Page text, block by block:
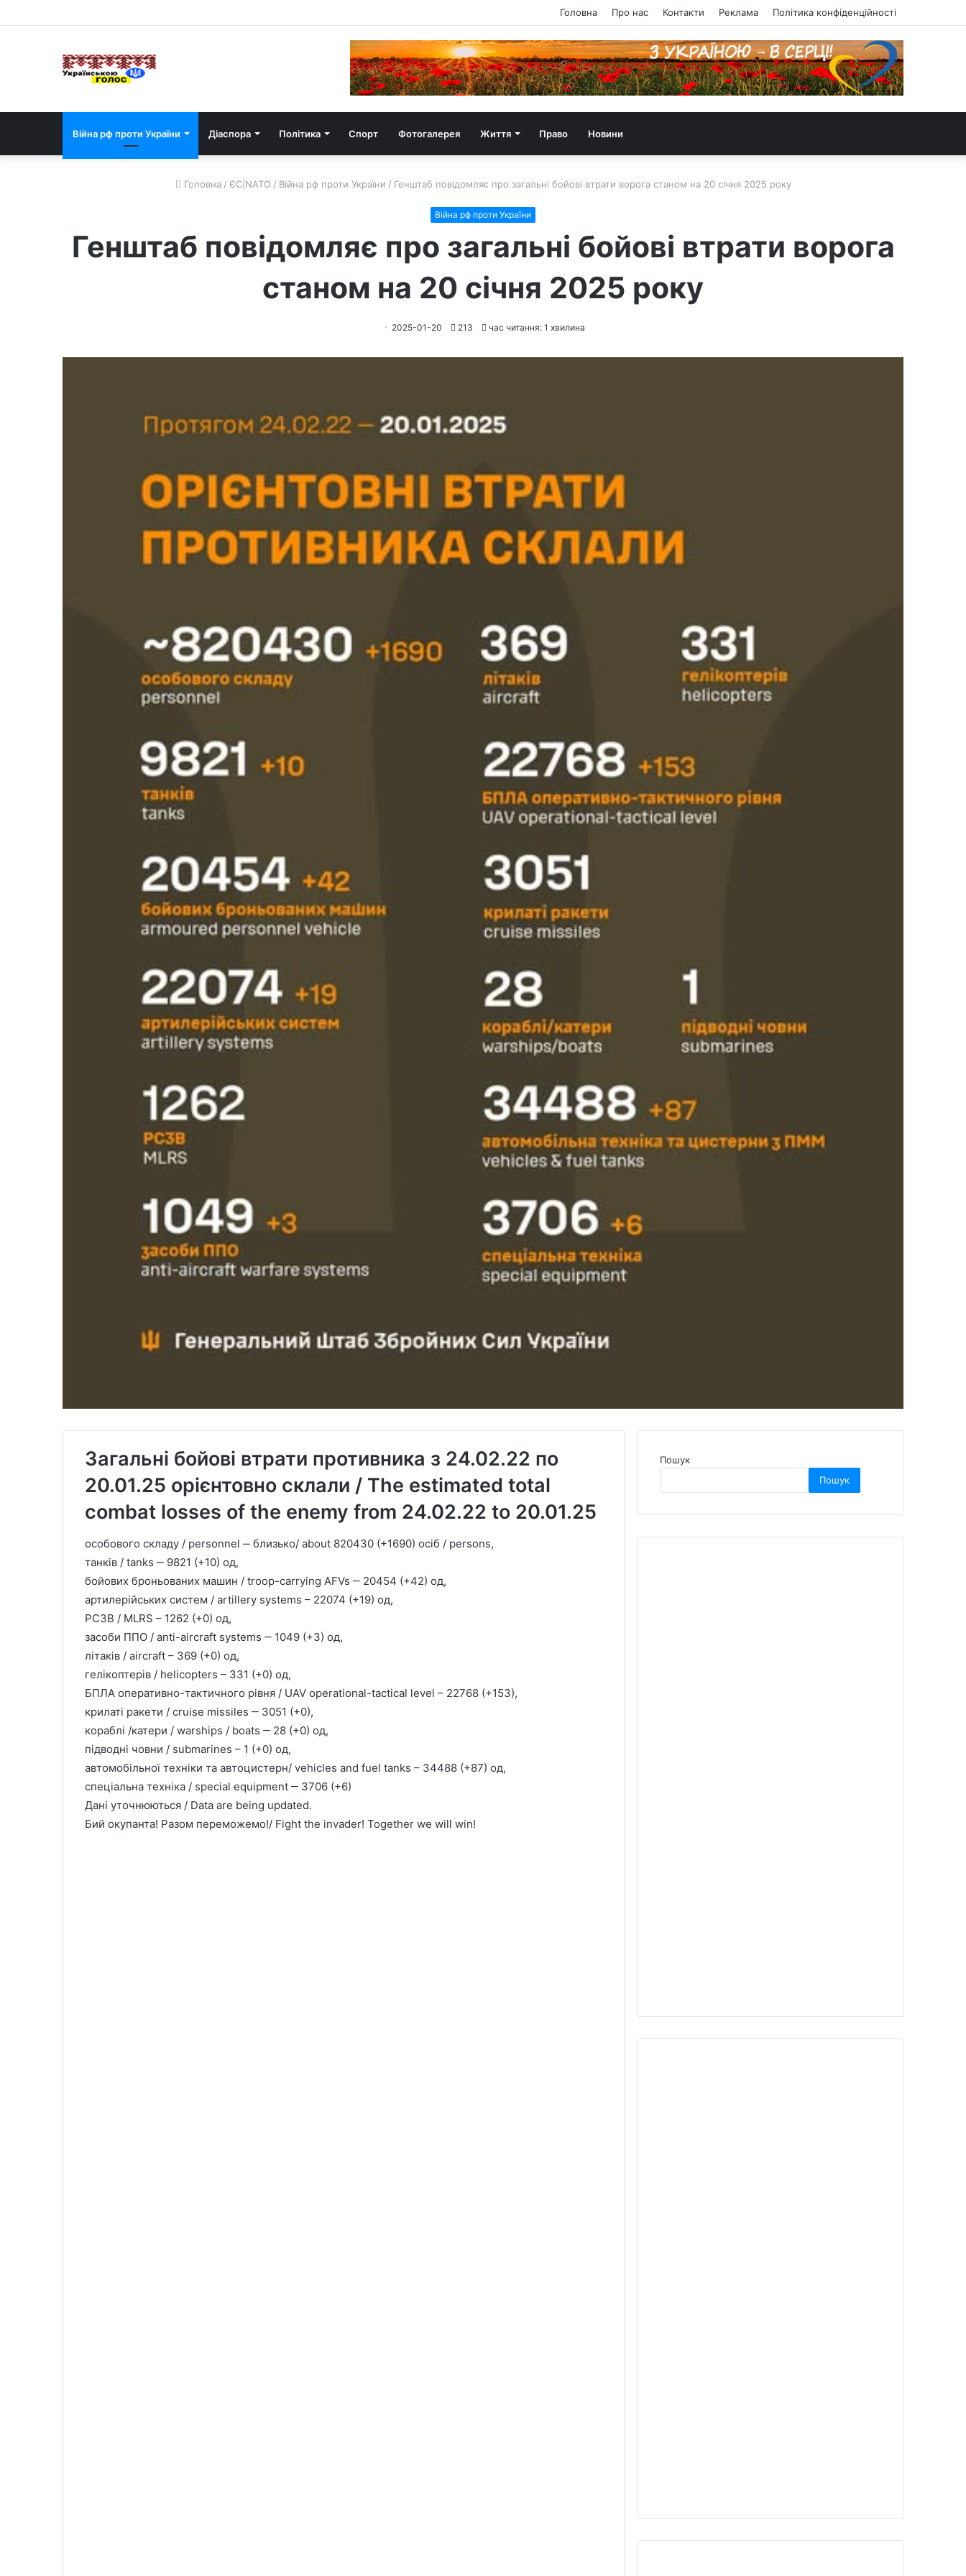
Головна Про нас Контакти Реклама Політика конфіденційності
Війна рф проти України Діаспора Політика Спорт Фотогалерея Життя Право Новини
Головна / ЄС|NATO / Війна рф проти України / Генштаб повідомляє про загальні бойові втрати ворога станом на 20 січня 2025 року
Війна рф проти України
Генштаб повідомляє про загальні бойові втрати ворога
станом на 20 січня 2025 року
2025-01-20 213 час читання: 1 хвилина
Загальні бойові втрати противника з 24.02.22 по
20.01.25 орієнтовно склали / The estimated total
combat losses of the enemy from 24.02.22 to 20.01.25
особового складу / personnel ‒ близько/ about 820430 (+1690) осіб / persons,
танків / tanks ‒ 9821 (+10) од,
бойових броньованих машин / troop-carrying AFVs ‒ 20454 (+42) од,
артилерійських систем / artillery systems – 22074 (+19) од,
РСЗВ / MLRS – 1262 (+0) од,
засоби ППО / anti-aircraft systems ‒ 1049 (+3) од,
літаків / aircraft – 369 (+0) од,
гелікоптерів / helicopters – 331 (+0) од,
БПЛА оперативно-тактичного рівня / UAV operational-tactical level – 22768 (+153),
крилаті ракети / cruise missiles ‒ 3051 (+0),
кораблі /катери / warships / boats ‒ 28 (+0) од,
підводні човни / submarines – 1 (+0) од,
автомобільної техніки та автоцистерн/ vehicles and fuel tanks – 34488 (+87) од,
спеціальна техніка / special equipment ‒ 3706 (+6)
Дані уточнюються / Data are being updated.
Бий окупанта! Разом переможемо!/ Fight the invader! Together we will win!
Пошук
Пошук